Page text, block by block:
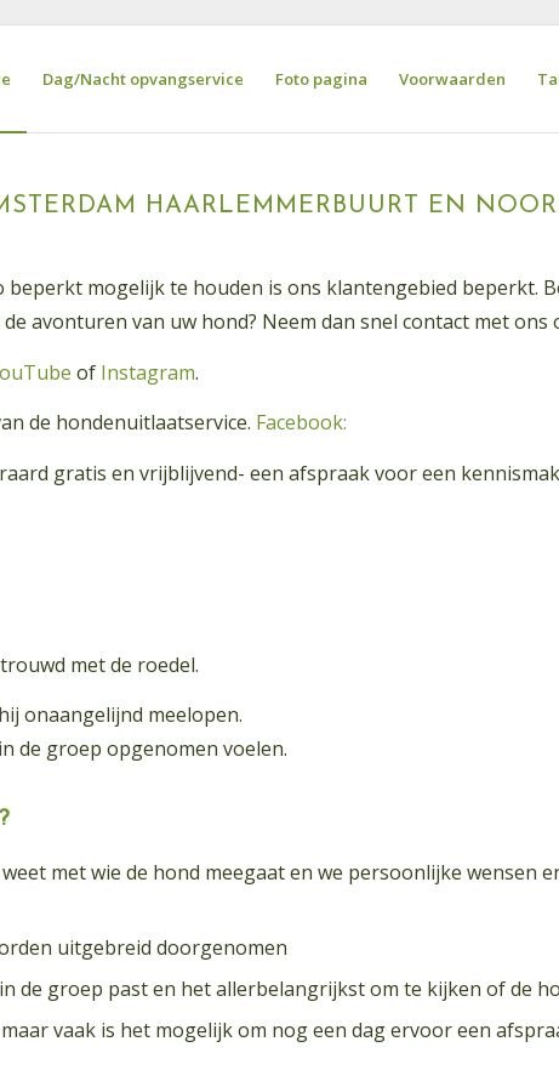
Dag/Nacht opvangservice Foto pagina Voorwaarden
HAARLEMMERBUURT EN
mogelijk te houden is ons klantengebied beperkt.
avonturen van uw hond? Neem dan snel contact met ons
of Instagram.
de hondenuitlaatservice. Facebook:
gratis en vrijblijvend- een afspraak voor een
met de roedel.
onaangelijnd meelopen.
de groep opgenomen voelen.
met wie de hond meegaat en we persoonlijke wensen
uitgebreid doorgenomen
de groep past en het allerbelangrijkst om te kijken of de
vaak is het mogelijk om nog een dag ervoor een